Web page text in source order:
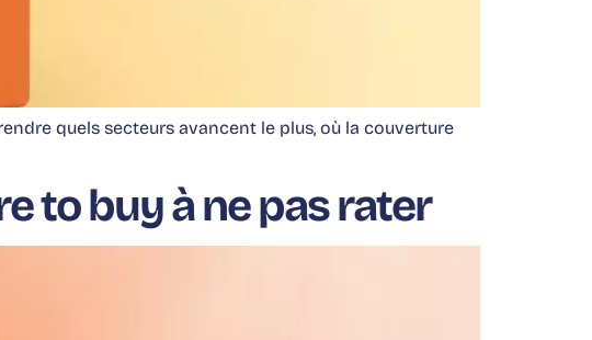
quels secteurs avancent le plus, où la couverture
to buy à ne pas rater